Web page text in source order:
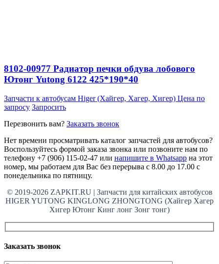
8102-00977 Радиатор печки обдува лобового
Ютонг Yutong 6122 425*190*40
Запчасти к автобусам Higer (Хайгер, Хагер, Хигер) Цена по
запросу Запросить
Перезвонить вам? Заказать звонок
Нет времени просматривать каталог запчастей для автобусов?
Воспользуйтесь формой заказа звонка или позвоните нам по
телефону +7 (906) 115-02-47 или напишите в Whatsapp на этот
номер, мы работаем для Вас без перерыва с 8.00 до 17.00 с
понедельника по пятницу.
© 2019-2026 ZAPKIT.RU | Запчасти для китайских автобусов
HIGER YUTONG KINGLONG ZHONGTONG (Хайгер Хагер
Хигер Ютонг Кинг лонг Зонг тонг)
Заказать звонок